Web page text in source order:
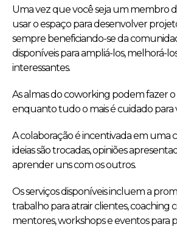
Uma vez que você seja um membro
usar o espaço para desenvolver
sempre beneficiando-se da
disponíveis para ampliá-los, melhorá-
interessantes.
As almas do coworking podem fazer
enquanto tudo o mais é cuidado para
A colaboração é incentivada em uma
ideias são trocadas, opiniões
aprender uns com os outros.
Os serviços disponíveis incluem a
trabalho para atrair clientes, coaching
mentores, workshops e eventos para